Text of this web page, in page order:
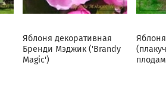
Яблоня декоративная
Бренди Мэджик ('Brandy
Magic')